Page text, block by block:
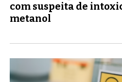
com suspeita de
metanol